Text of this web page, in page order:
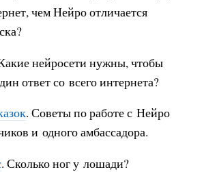
чем Нейро отличается
нейросети нужны, чтобы
ответ со всего интернета?
. Советы по работе с Нейро
и одного амбассадора.
. Сколько ног у лошади?